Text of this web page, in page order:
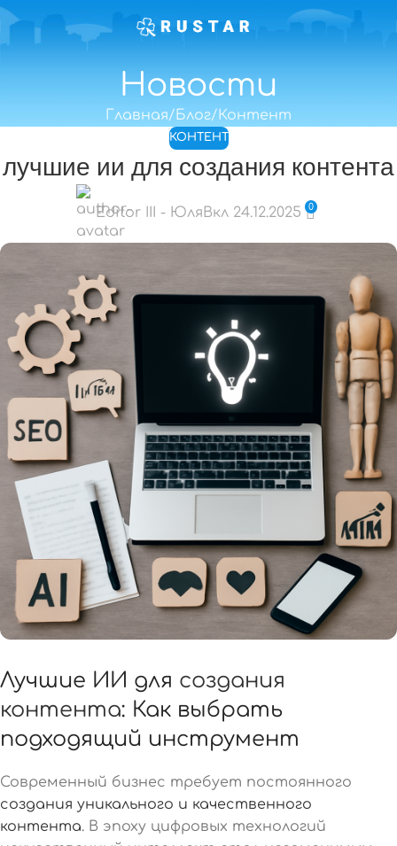
Новости
Главная Блог Контент
КОНТЕНТ
лучшие ии для создания контента
Editor III - Юля Вкл 24.12.2025 0
Лучшие ИИ для создания
контента: Как выбрать
подходящий инструмент
Современный бизнес требует постоянного
создания уникального и качественного
контента. В эпоху цифровых технологий